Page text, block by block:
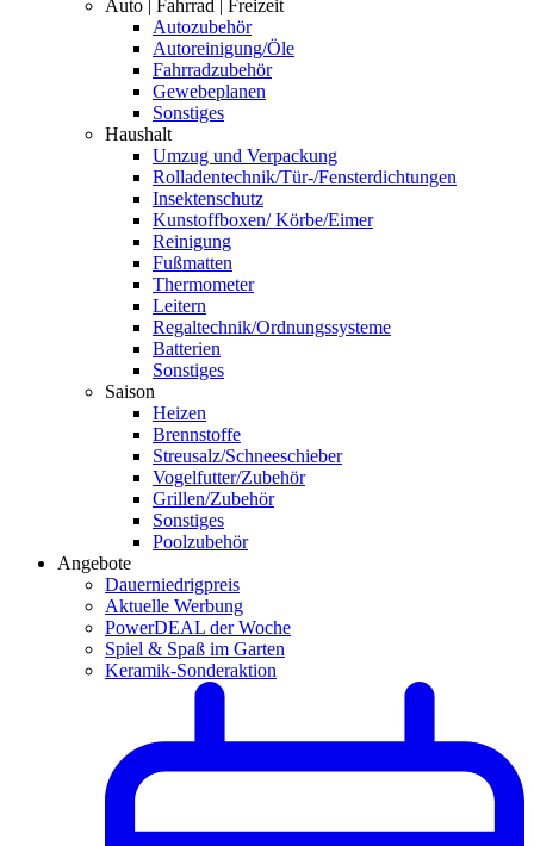
Auto | Fahrrad | Freizeit
Autozubehör
Autoreinigung/Öle
Fahrradzubehör
Gewebeplanen
Sonstiges
Haushalt
Umzug und Verpackung
Rolladentechnik/Tür-/Fensterdichtungen
Insektenschutz
Kunstoffboxen/ Körbe/Eimer
Reinigung
Fußmatten
Thermometer
Leitern
Regaltechnik/Ordnungssysteme
Batterien
Sonstiges
Saison
Heizen
Brennstoffe
Streusalz/Schneeschieber
Vogelfutter/Zubehör
Grillen/Zubehör
Sonstiges
Poolzubehör
Angebote
Dauerniedrigpreis
Aktuelle Werbung
PowerDEAL der Woche
Spiel & Spaß im Garten
Keramik-Sonderaktion